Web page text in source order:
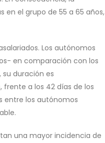
en el grupo de 55 a 65 años,
Los autónomos
en comparación con los
su duración es
frente a los 42 días de los
entre los autónomos
una mayor incidencia de